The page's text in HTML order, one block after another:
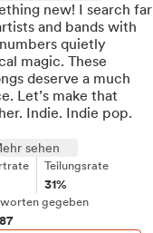
new! I search far
and bands with
quietly
magic. These
deserve a much
Let’s make that
Indie. Indie pop.
sehen
Teilungsrate
31%
gegeben